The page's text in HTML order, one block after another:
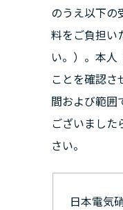
のうえ以下の
料をご負担い
い。）。本人
ことを確認さ
間および範囲
ございました
さい。
日本電気